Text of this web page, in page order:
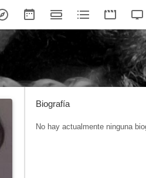
Biografía
No hay actualmente ninguna